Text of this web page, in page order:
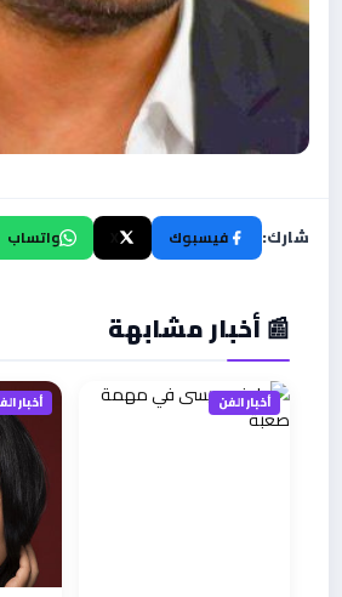
شارك: فيسبوك واتساب
📰 أخبار مشابهة
أخبار الفن أخبار